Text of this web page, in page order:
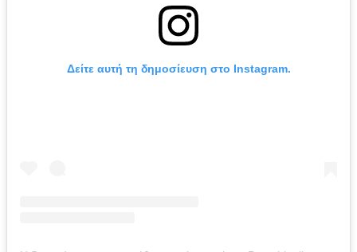
Δείτε αυτή τη δημοσίευση στο Instagram.